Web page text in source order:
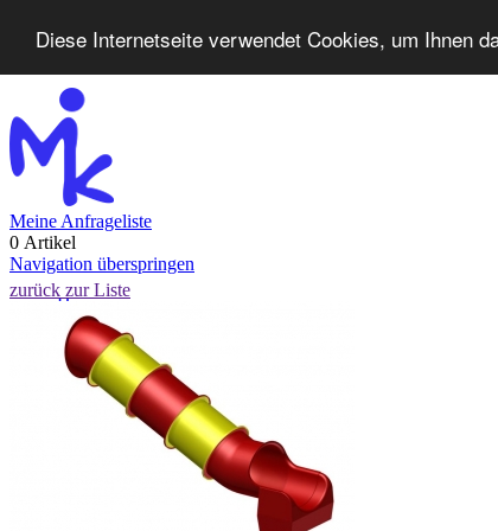
Diese Internetseite verwendet Cookies, um Ihnen
Meine Anfrageliste
0 Artikel
Navigation überspringen
Home
Produkte
Neuheiten
Kontakt
FAQ
zurück zur Liste